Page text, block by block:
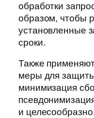
обработки
образом, чтобы
установленные
сроки.
Также
меры для
минимизация
и